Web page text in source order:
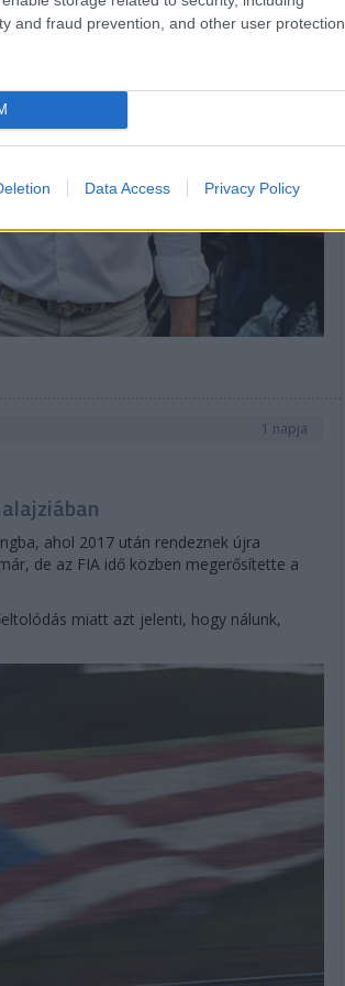
and fraud prevention, and other user protection.
Data Access Privacy Policy
1 napja
ahol 2017 után rendeznek újra
de az FIA idő közben megerősítette a
miatt azt jelenti, hogy nálunk,